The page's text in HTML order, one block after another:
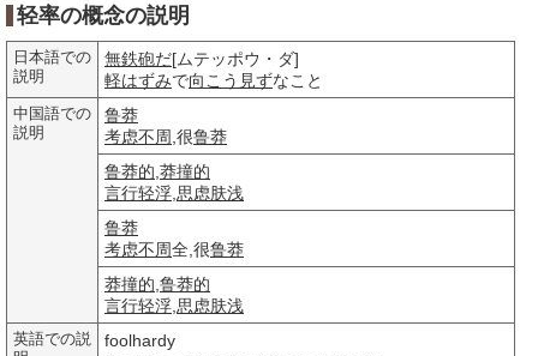
轻率の概念の説明
日本語での
説明
無鉄砲だ[ムテッポウ・ダ]
軽はずみで向こう見ずなこと
中国語での
説明
鲁莽
考虑不周 ,很鲁莽
鲁莽的 莽撞的
言行轻浮 思虑肤浅
鲁莽
考虑不周全,很鲁莽
莽撞的 鲁莽的
言行轻浮 思虑肤浅
英語での説
foolhardy